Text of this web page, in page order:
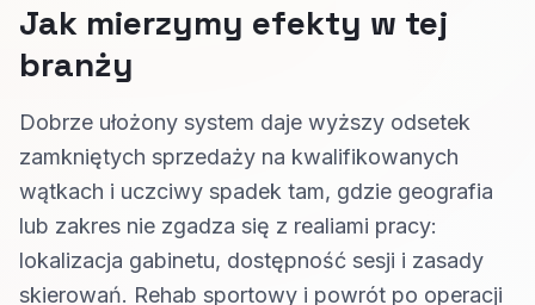
Jak mierzymy efekty w tej
branży
Dobrze ułożony system daje wyższy odsetek
zamkniętych sprzedaży na kwalifikowanych
wątkach i uczciwy spadek tam, gdzie geografia
lub zakres nie zgadza się z realiami pracy:
lokalizacja gabinetu, dostępność sesji i zasady
skierowań. Rehab sportowy i powrót po operacji